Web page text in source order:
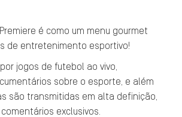
é como um menu gourmet
de entretenimento esportivo!
jogos de futebol ao vivo,
sobre o esporte, e além
são transmitidas em alta definição,
exclusivos.